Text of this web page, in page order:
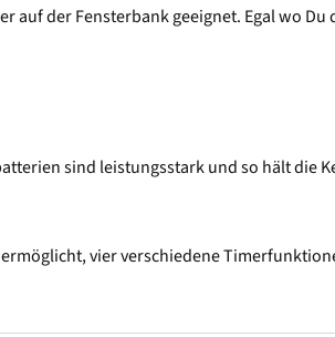
der Fensterbank geeignet. Egal wo
sind leistungsstark und so hält die
vier verschiedene